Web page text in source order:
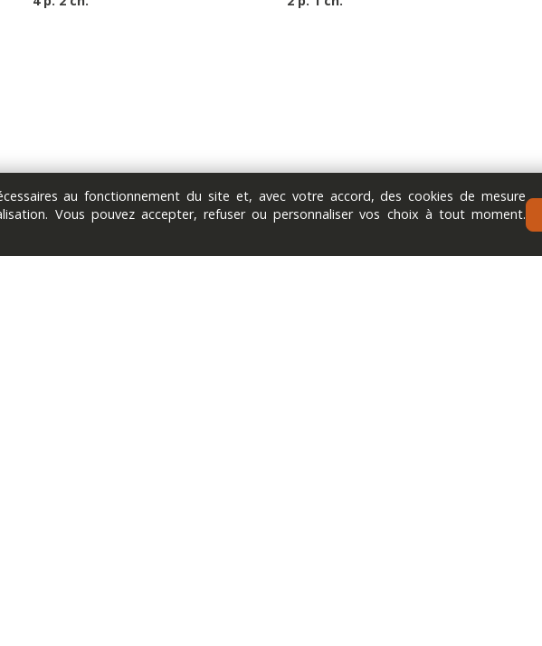
au fonctionnement du site et, avec votre accord, des cookies de mesure
Vous pouvez accepter, refuser ou personnaliser vos choix à tout moment.